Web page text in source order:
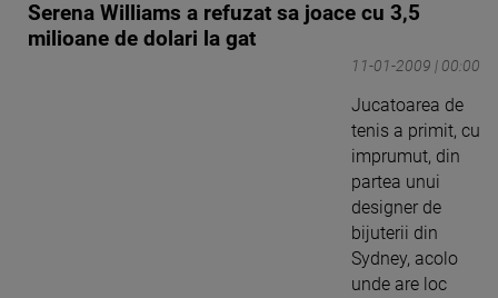
Serena Williams a refuzat sa joace cu 3,5
milioane de dolari la gat
11-01-2009 | 00:00
Jucatoarea de
tenis a primit, cu
imprumut, din
partea unui
designer de
bijuterii din
Sydney, acolo
unde are loc